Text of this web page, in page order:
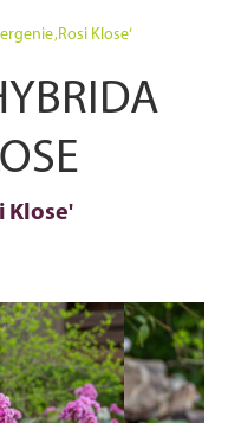
‚Rosi Klose‘
Klose'